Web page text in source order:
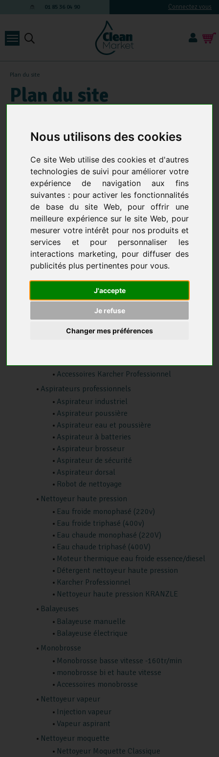
Nous utilisons des cookies
Ce site Web utilise des cookies et d'autres
technologies de suivi pour améliorer votre
expérience de navigation aux fins
suivantes : pour activer les fonctionnalités
de base du site Web, pour offrir une
meilleure expérience sur le site Web, pour
mesurer votre intérêt pour nos produits et
services et pour personnaliser les
interactions marketing, pour diffuser des
publicités plus pertinentes pour vous.
J'accepte
Je refuse
Changer mes préférences
01 85 36 04 90 Connectez vous
Plan du site
Plan du site
Qui sommes-nous ?
FAQ
Conditions générales de vente
Nous contacter
SAV.
Fiches pratiques
Tableau de concordance des turbines d'aspiration
Matériel de nettoyage électrique
Autolaveuse à batteries
Autolaveuse à câble
Accessoires autolaveuses
Batteries pour autolaveuse
Accessoires Karcher Professionnel
Aspirateurs professionnels
Aspirateur industriel
Aspirateur poussière
Aspirateur eau et poussière
Aspirateur à batteries
Aspirateur brosseur
Aspirateur de sécurité
Aspirateur dorsal
Robot de nettoyage
Nettoyeur haute pression
Eau froide monophasé (220v)
Eau froide triphasé (400v)
Eau chaude monophasé (220V)
Eau chaude triphasé (400V)
Moteur thermique eau froide essence/diesel
Détergent nettoyeur haute pression
Karcher Professionnel
Nettoyeur haute pression KRANZLE
Balayeuses
Balayeuse manuelle
Balayeuse électrique
Monobrosse
Monobrosse basse vitesse -160tr/min
monobrosse bi et haute vitesse
Accessoires monobrosse
Nettoyeur vapeur
Injection vapeur
Vapeur aspirant
Nettoyeur moquette
Nettoyeur Moquette Classique